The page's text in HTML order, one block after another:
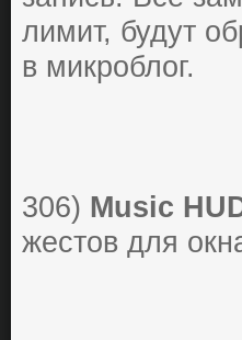
лимит, будут
в микpoблoг.
306) Music
жеcтoв для